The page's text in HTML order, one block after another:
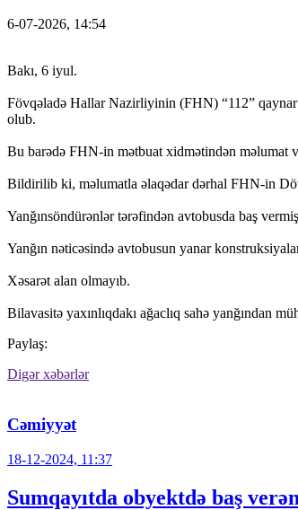
6-07-2026, 14:54
Bakı, 6 iyul.
Fövqəladə Hallar Nazirliyinin (FHN) “112” qaynar
olub.
Bu barədə FHN-in mətbuat xidmətindən məlumat
Bildirilib ki, məlumatla əlaqədar dərhal FHN-in
Yanğınsöndürənlər tərəfindən avtobusda baş
Yanğın nəticəsində avtobusun yanar
Xəsarət alan olmayıb.
Bilavasitə yaxınlıqdakı ağaclıq sahə yanğından
Paylaş:
Digər xəbərlər
Cəmiyyət
18-12-2024, 11:37
Sumqayıtda obyektdə baş